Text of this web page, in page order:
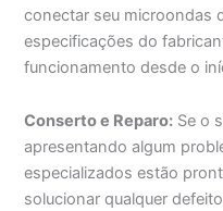
conectar seu microondas
especificações do
funcionamento desde o
Conserto e Reparo: Se o
apresentando algum
especializados estão
solucionar qualquer